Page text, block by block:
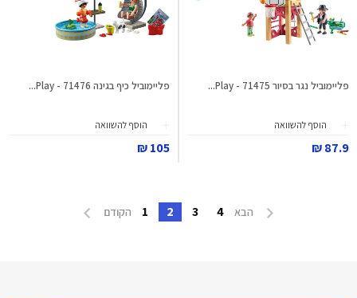
פליימוביל נגר בסיור 71475 - Play...
הוסף להשוואה
87.9 ₪
פליימוביל כיף בגינה 71476 - Play...
הוסף להשוואה
105 ₪
הבא 4
3
2
1 הקודם